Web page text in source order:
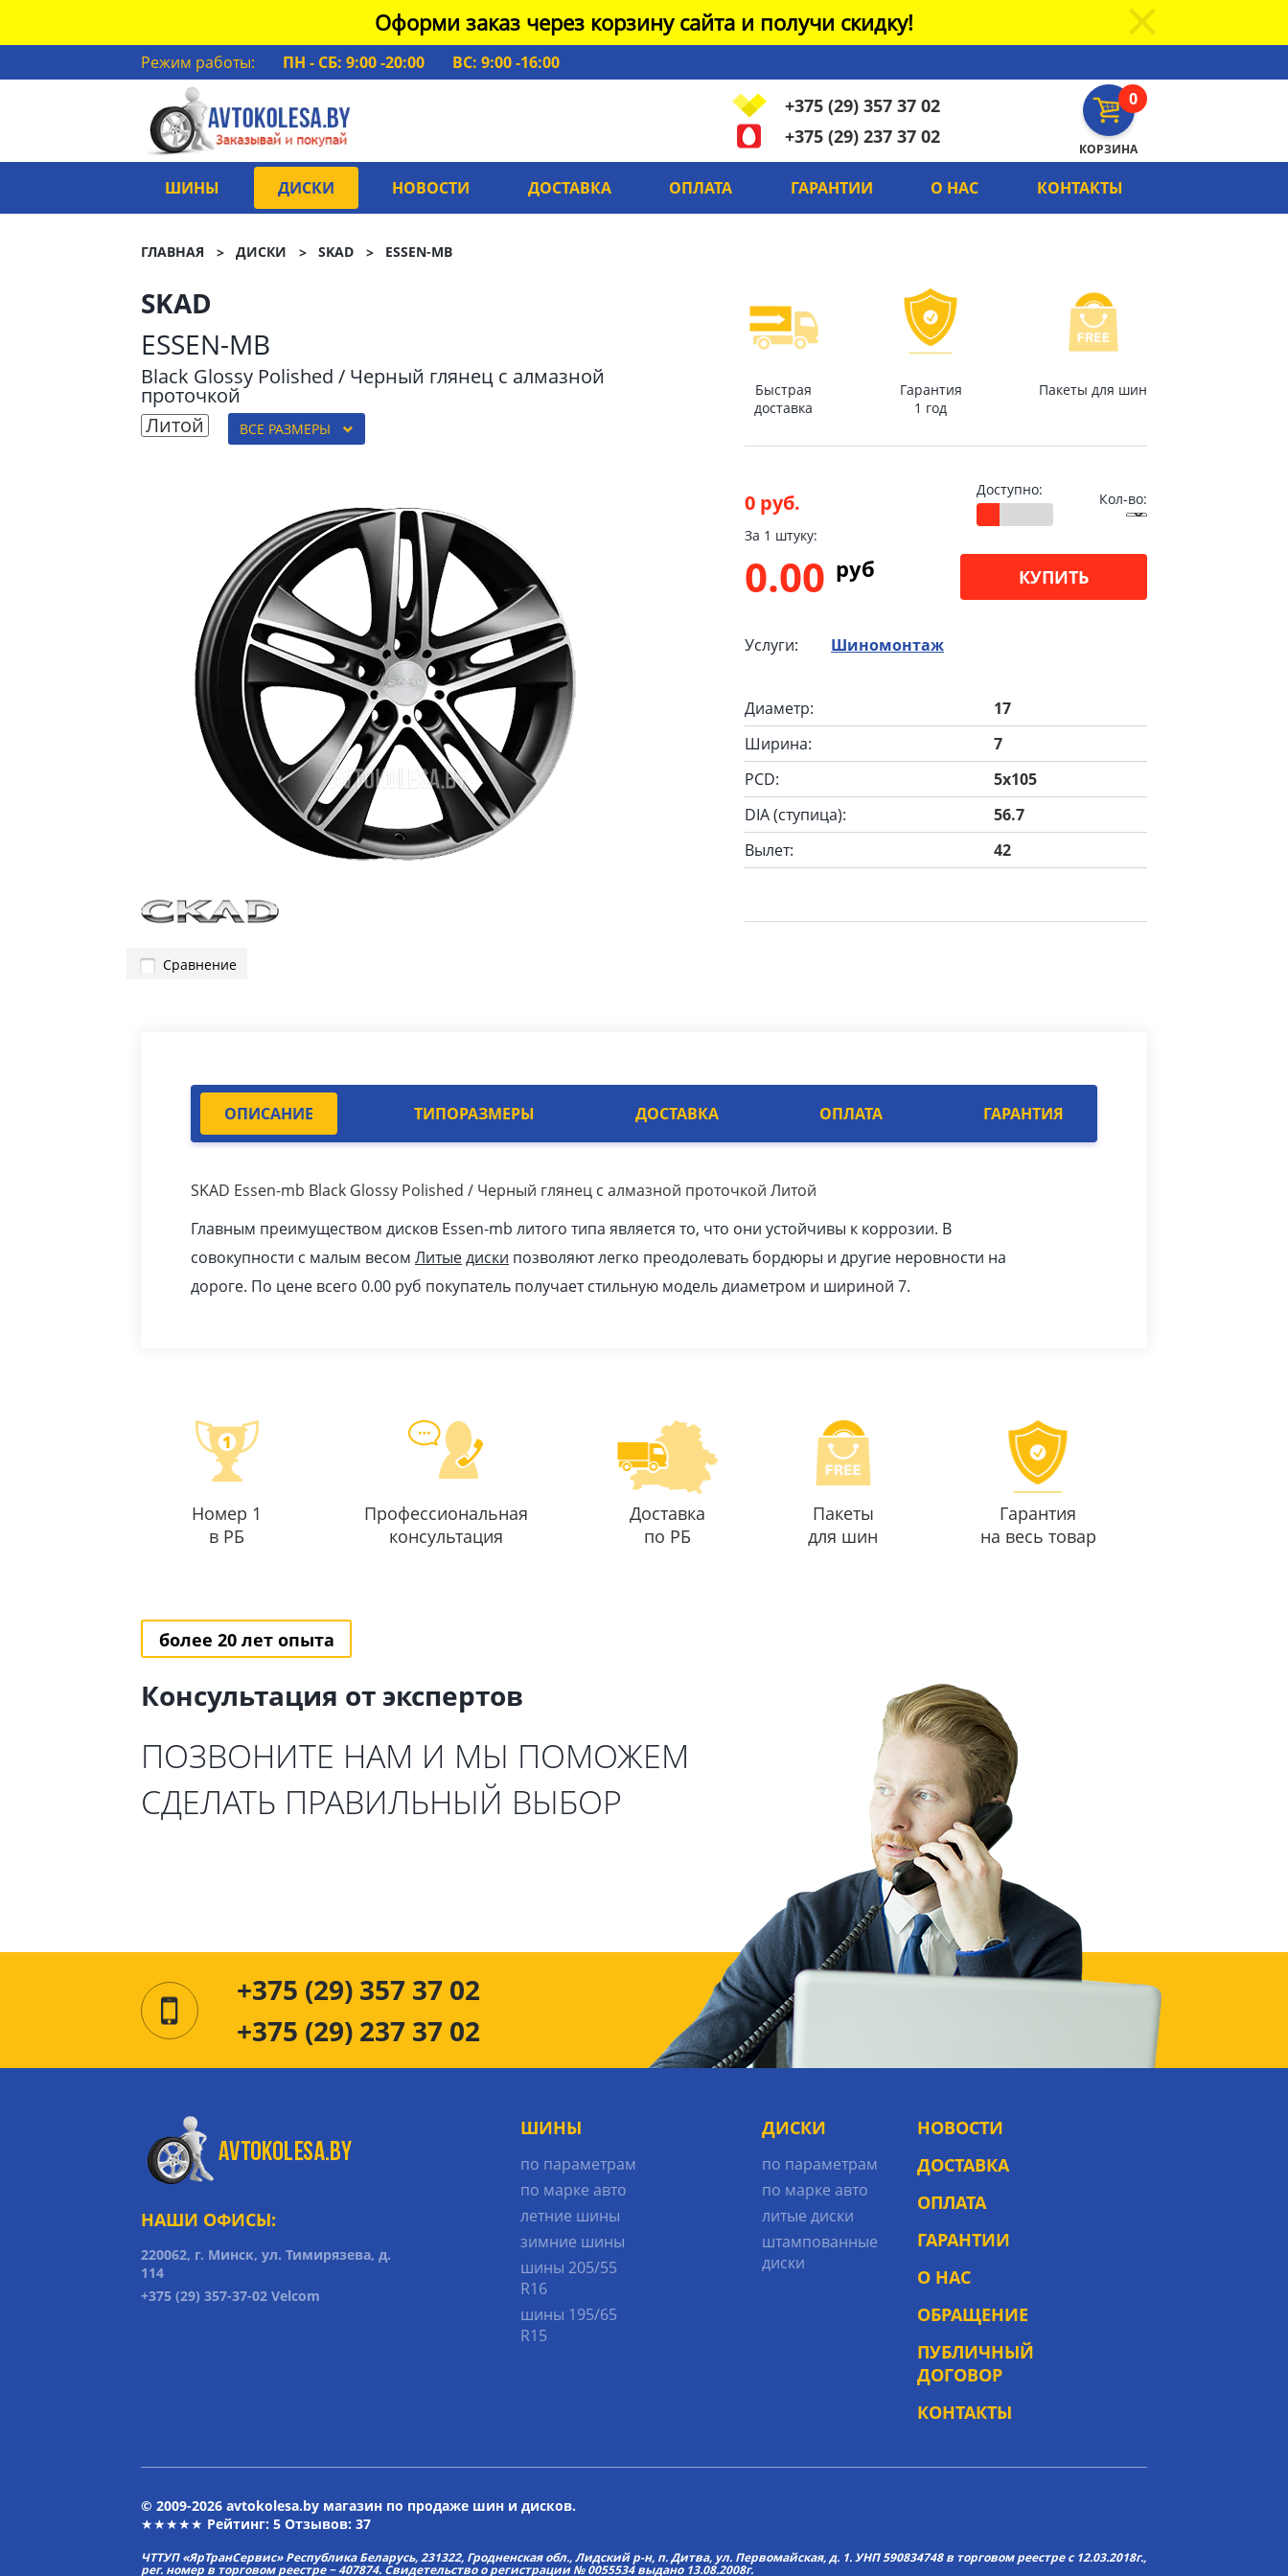
Оформи заказ через корзину сайта и получи скидку!
Режим работы: ПН - СБ: 9:00 -20:00
ВС: 9:00 -16:00
0
КОРЗИНА
+375 (29) 357 37 02
+375 (29) 237 37 02
ШИНЫ ДИСКИ НОВОСТИ ДОСТАВКА ОПЛАТА ГАРАНТИИ О НАС КОНТАКТЫ
ГЛАВНАЯ ДИСКИ SKAD ESSEN-MB
SKAD
ESSEN-MB
Black Glossy Polished / Черный глянец с алмазной
проточкой
Литой
ВСЕ РАЗМЕРЫ
Сравнение
Быстрая
доставка
Гарантия
1 год
Пакеты для шин
0 руб.
Доступно:
Кол-во:
За 1 штуку:
0.00 pуб КУПИТЬ
Услуги: Шиномонтаж
Диаметр:
17
Ширина:
7
PCD:
5x105
DIA (ступица):
56.7
Вылет:
42
ОПИСАНИЕ ТИПОРАЗМЕРЫ ДОСТАВКА ОПЛАТА ГАРАНТИЯ
SKAD Essen-mb Black Glossy Polished / Черный глянец с алмазной проточкой Литой
Главным преимуществом дисков Essen-mb литого типа является то, что они устойчивы к коррозии. В
совокупности с малым весом Литыедиски позволяют легко преодолевать бордюры и другие неровности на
дороге. По цене всего 0.00 pуб покупатель получает стильную модель диаметром и шириной 7.
Номер 1
в РБ
Профессиональная
консультация
Доставка
по РБ
Пакеты
для шин
Гарантия
на весь товар
более 20 лет опыта
Консультация от экспертов
ПОЗВОНИТЕ НАМ И МЫ ПОМОЖЕМ
СДЕЛАТЬ ПРАВИЛЬНЫЙ ВЫБОР
+375 (29) 357 37 02
+375 (29) 237 37 02
НАШИ ОФИСЫ:
220062, г. Минск, ул. Тимирязева, д.
114
+375 (29) 357-37-02 Velcom
ШИНЫ
по параметрам
по марке авто
летние шины
зимние шины
шины 205/55
R16
шины 195/65
R15
ДИСКИ
по параметрам
по марке авто
литые диски
штампованные
диски
НОВОСТИ
ДОСТАВКА
ОПЛАТА
ГАРАНТИИ
О НАС
ОБРАЩЕНИЕ
ПУБЛИЧНЫЙ
ДОГОВОР
КОНТАКТЫ
© 2009-2026 avtokolesa.by магазин по продаже шин и дисков.
★★★★★ Рейтинг: 5 Отзывов: 37
ЧТТУП «ЯрТранСервис» Республика Беларусь, 231322, Гродненская обл., Лидский р-н, п. Дитва, ул. Первомайская, д. 1. УНП 590834748 в торговом реестре с 12.03.2018г.,
рег. номер в торговом реестре − 407874. Свидетельство о регистрации № 0055534 выдано 13.08.2008г.